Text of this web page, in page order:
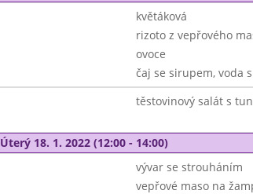
květáková
rizoto z vepřového
ovoce
čaj se sirupem, voda
těstovinový salát s
Úterý 18. 1. 2022 (12:00 - 14:00)
vývar se strouháním
vepřové maso na